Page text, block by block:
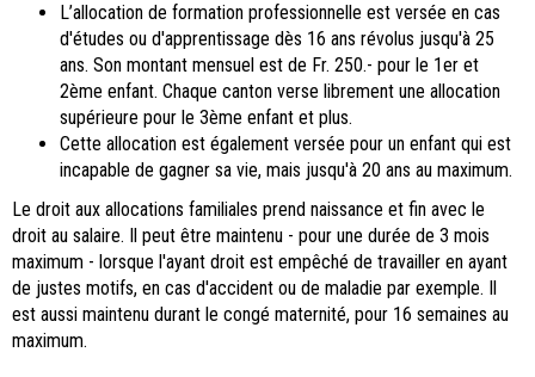
L’allocation de formation professionnelle est versée en cas
d'études ou d'apprentissage dès 16 ans révolus jusqu'à 25
ans. Son montant mensuel est de Fr. 250.- pour le 1er et
2ème enfant. Chaque canton verse librement une allocation
supérieure pour le 3ème enfant et plus.
Cette allocation est également versée pour un enfant qui est
incapable de gagner sa vie, mais jusqu'à 20 ans au maximum.
Le droit aux allocations familiales prend naissance et fin avec le
droit au salaire. Il peut être maintenu - pour une durée de 3 mois
maximum - lorsque l'ayant droit est empêché de travailler en ayant
de justes motifs, en cas d'accident ou de maladie par exemple. Il
est aussi maintenu durant le congé maternité, pour 16 semaines au
maximum.